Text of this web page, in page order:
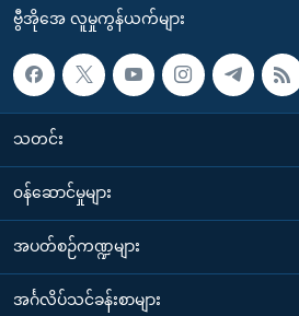
ဗွီအိုအေ လူမှုကွန်ယက်များ
သတင်း
၀န်ဆောင်မှုများ
အပတ်စဉ်ကဏ္ဍများ
အင်္ဂလိပ်သင်ခန်းစာများ